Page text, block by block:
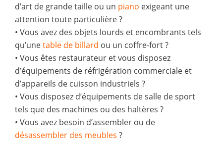
d’art de grande taille ou un piano exigeant une
attention toute particulière ?
• Vous avez des objets lourds et encombrants tels
qu’unetable de billard ou un coffre-fort ?
• Vous êtes restaurateur et vous disposez
d’équipements de réfrigération commerciale et
d’appareils de cuisson industriels ?
• Vous disposez d’équipements de salle de sport
tels que des machines ou des haltères ?
• Vous avez besoin d’assembler ou de
désassembler des meubles ?